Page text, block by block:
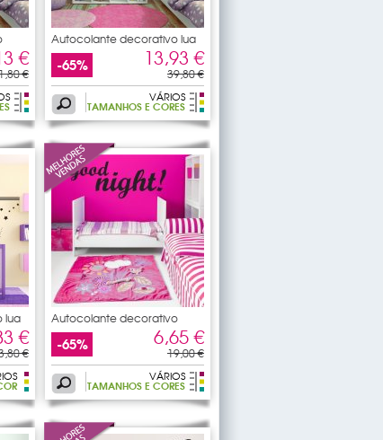
€
€
Autocolante decorativo lua
-65% 13,93 €
39,80 €
VÁRIOS
TAMANHOS E CORES
lua
€
€
Autocolante decorativo
Good
-65% 6,65 €
19,00 €
VÁRIOS
TAMANHOS E CORES